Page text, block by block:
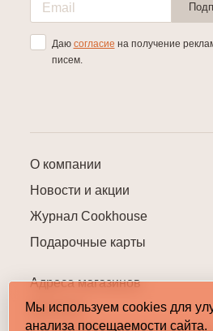
О компании
Новости и акции
Журнал Cookhouse
Подарочные карты
Адреса магазинов
Контакты
Даю согласие на получение
писем.
Мы используем cookies для
анализа посещаемости сайта.